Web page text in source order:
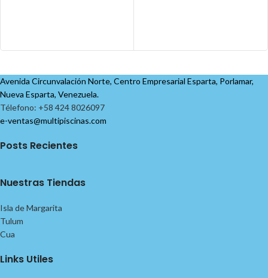
Avenida Circunvalación Norte, Centro Empresarial Esparta, Porlamar,
Nueva Esparta, Venezuela.
Télefono: +58 424 8026097
e-ventas@multipiscinas.com
Posts Recientes
Nuestras Tiendas
Isla de Margarita
Tulum
Cua
Links Utiles